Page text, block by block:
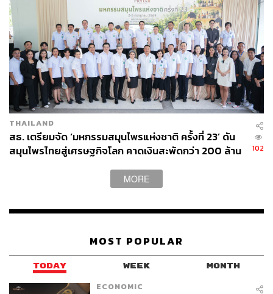
THAILAND
สธ. เตรียมจัด ‘มหกรรมสมุนไพรแห่งชาติ ครั้งที่ 23’ ดัน
สมุนไพรไทยสู่เศรษฐกิจโลก คาดเงินสะพัดกว่า 200 ล้าน
102
MORE
MOST POPULAR
TODAY WEEK MONTH
ECONOMIC